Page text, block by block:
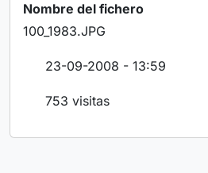
Nombre del fichero
100_1983.JPG
23-09-2008 - 13:59
753 visitas